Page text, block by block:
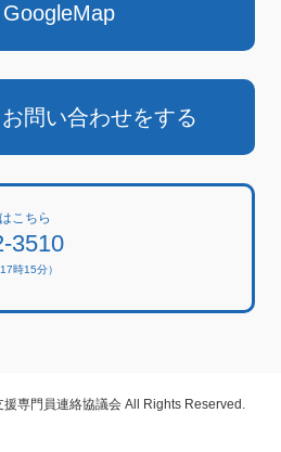
GoogleMap
問い合わせをする
こちら
3510
時15分）
専門員連絡協議会 All Rights Reserved.